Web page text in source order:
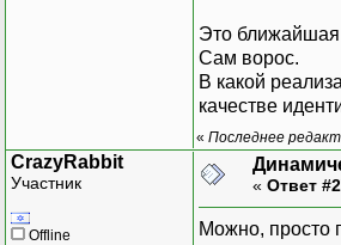
Это
Сам ворос.
В какой
качестве
« Последнее
CrazyRabbit
Участник
Offline
« Ответ
Можно, просто